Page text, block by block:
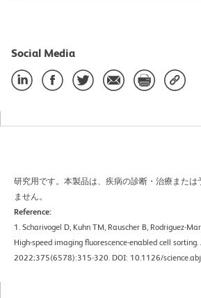
Social Media
研究用です。本製品は、疾病の診断・治療または
ません。
Reference:
1. Scharivogel D, Kuhn TM, Rauscher B, Rodriguez-
High-speed imaging fluorescence-enabled cell sorting.
2022;375(6578):315-320. DOI: 10.1126/